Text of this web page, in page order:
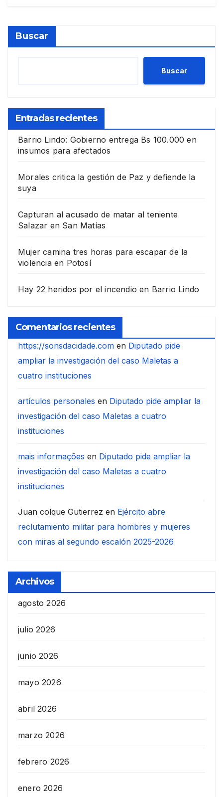
Buscar
Buscar
Entradas recientes
Barrio Lindo: Gobierno entrega Bs 100.000 en
insumos para afectados
Morales critica la gestión de Paz y defiende la
suya
Capturan al acusado de matar al teniente
Salazar en San Matías
Mujer camina tres horas para escapar de la
violencia en Potosí
Hay 22 heridos por el incendio en Barrio Lindo
Comentarios recientes
https://sonsdacidade.com en Diputado pide
ampliar la investigación del caso Maletas a
cuatro instituciones
artículos personales en Diputado pide ampliar la
investigación del caso Maletas a cuatro
instituciones
mais informações en Diputado pide ampliar la
investigación del caso Maletas a cuatro
instituciones
Juan colque Gutierrez en Ejército abre
reclutamiento militar para hombres y mujeres
con miras al segundo escalón 2025-2026
Archivos
agosto 2026
julio 2026
junio 2026
mayo 2026
abril 2026
marzo 2026
febrero 2026
enero 2026